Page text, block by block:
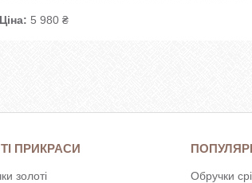
Ціна: 5 980 ₴
ПРИКРАСИ
золоті
Обручки